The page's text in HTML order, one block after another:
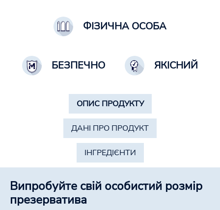
ФІЗИЧНА ОСОБА
БЕЗПЕЧНО ЯКІСНИЙ
ОПИС ПРОДУКТУ
ДАНІ ПРО ПРОДУКТ
ІНГРЕДІЄНТИ
Випробуйте свій особистий розмір
презерватива